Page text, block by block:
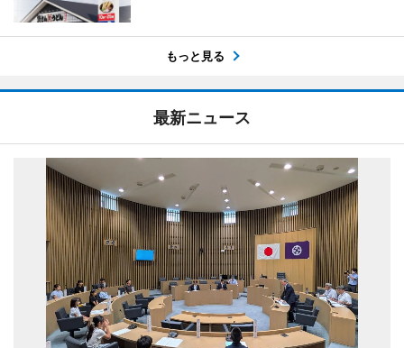
もっと見る
最新ニュース